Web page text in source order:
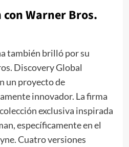
Warner Bros.
también brilló por su
Discovery Global
un proyecto de
innovador. La firma
exclusiva inspirada
específicamente en el
Cuatro versiones